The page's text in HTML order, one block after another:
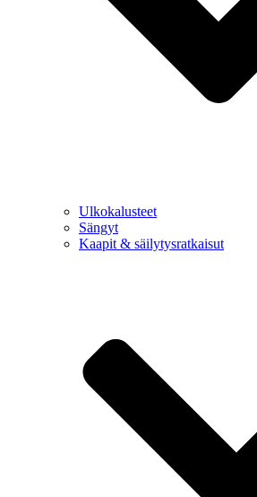
Ulkokalusteet
Sängyt
Kaapit & säilytysratkaisut